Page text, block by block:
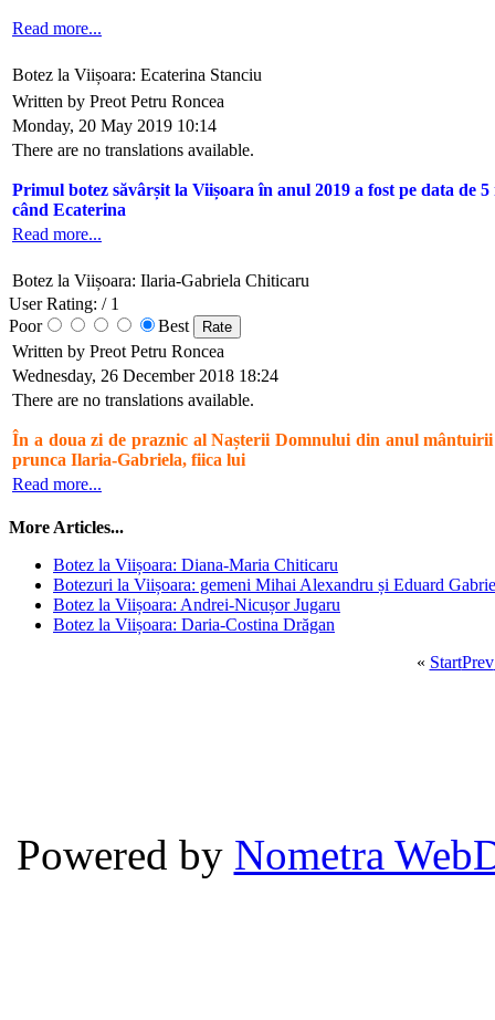
Read more...
Botez la Viișoara: Ecaterina Stanciu
Written by Preot Petru Roncea
Monday, 20 May 2019 10:14
There are no translations available.
Primul botez săvârșit la Viișoara în anul 2019 a fost pe data de 5
când Ecaterina
Read more...
Botez la Viișoara: Ilaria-Gabriela Chiticaru
User Rating: / 1
Poor
Best
Written by Preot Petru Roncea
Wednesday, 26 December 2018 18:24
There are no translations available.
În a doua zi de praznic al Nașterii Domnului din anul mântuirii
prunca Ilaria-Gabriela, fiica lui
Read more...
More Articles...
Botez la Viișoara: Diana-Maria Chiticaru
Botezuri la Viișoara: gemeni Mihai Alexandru și Eduard
Botez la Viișoara: Andrei-Nicușor Jugaru
Botez la Viișoara: Daria-Costina Drăgan
« StartPrev
Powered by Nometra